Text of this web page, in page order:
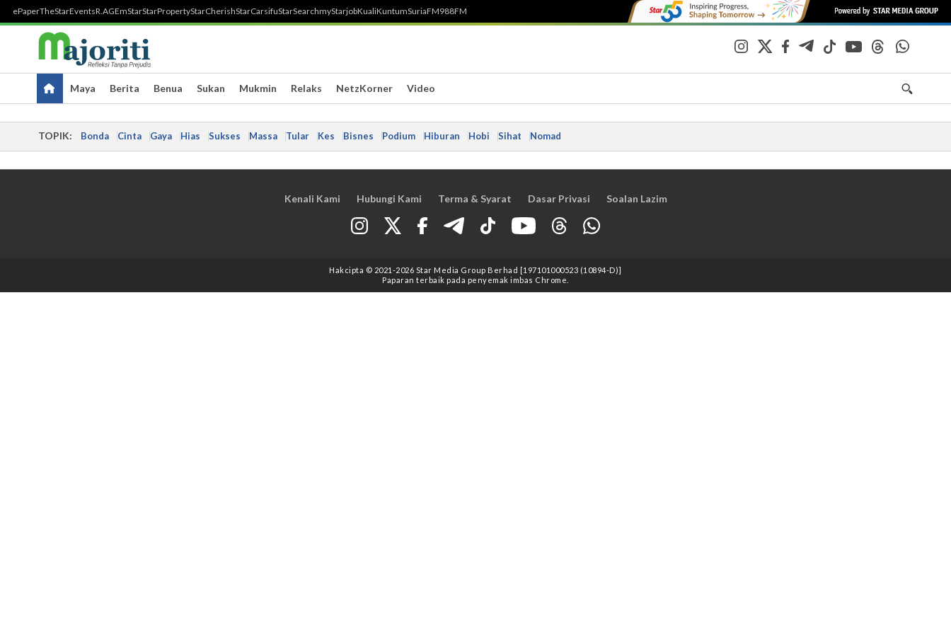
ePaperTheStarEventsR.AGEmStarStarPropertyStarCherishStarCarsifuStarSearchmyStarjobKualiKuntumSuriaFM988FM
Maya Berita Benua Sukan Mukmin Relaks NetzKorner Video
TOPIK: Bonda Cinta Gaya Hias Sukses Massa Tular Kes Bisnes Podium Hiburan Hobi Sihat Nomad
Kenali Kami Hubungi Kami Terma & Syarat Dasar Privasi Soalan Lazim
Hakcipta © 2021 -2026 Star Media Group Berhad [197101000523 (10894-D)]
Paparan terbaik pada penyemak imbas Chrome.